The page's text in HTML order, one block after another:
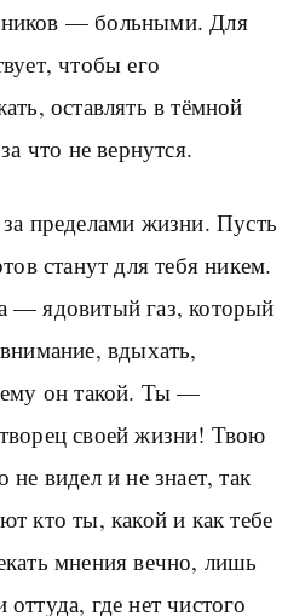
— больными. Для
чтобы его
оставлять в тёмной
что не вернутся.
пределами жизни. Пусть
станут для тебя никем.
— ядовитый газ, который
вдыхать,
он такой. Ты —
своей жизни! Твою
видел и не знает, так
кто ты, какой и как тебе
мнения вечно, лишь
где нет чистого